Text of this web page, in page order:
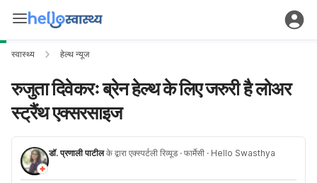
स्वास्थ्य हेल्थ न्यूज
रुजुता दिवेकरः ब्रेन हेल्थ के लिए जरुरी है लोअर
स्ट्रैंथ एक्सरसाइज
डॉ. प्रणाली पाटीलके द्वारा एक्स्पर्टली रिव्यूड · फार्मेसी · Hello Swasthya